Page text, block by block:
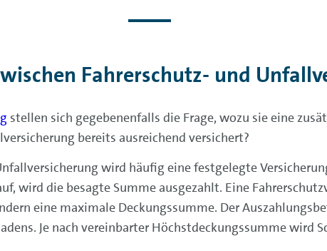
Fahrerschutz- und
stellen sich gegebenenfalls die Frage, wozu sie eine
bereits ausreichend versichert?
wird häufig eine festgelegte
wird die besagte Summe ausgezahlt. Eine
eine maximale Deckungssumme. Der
Je nach vereinbarter Höchstdeckungssumme wird